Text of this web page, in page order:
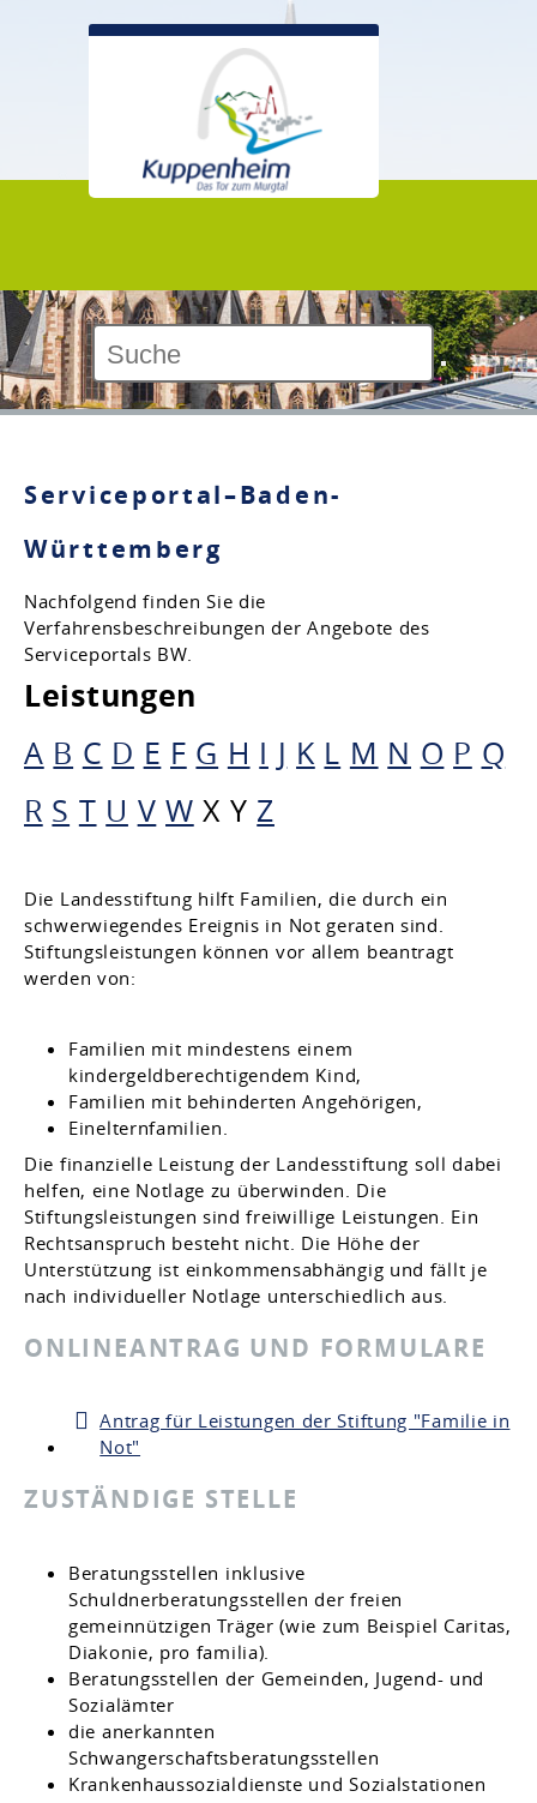
Serviceportal–Baden-
Württemberg
Nachfolgend finden Sie die
Verfahrensbeschreibungen der Angebote des
Serviceportals BW.
Leistungen
A B C D E F G H I J K L M N O P Q
R S T U V W X Y Z
Die Landesstiftung hilft Familien, die durch ein
schwerwiegendes Ereignis in Not geraten sind.
Stiftungsleistungen können vor allem beantragt
werden von:
Familien mit mindestens einem
kindergeldberechtigendem Kind,
Familien mit behinderten Angehörigen,
Einelternfamilien.
Die finanzielle Leistung der Landesstiftung solldabei
helfen, eine Notlage zu überwinden. Die
Stiftungsleistungen sind freiwillige Leistungen. Ein
Rechtsanspruch besteht nicht. Die Höhe der
Unterstützung ist einkommensabhängig und fällt je
nach individueller Notlage unterschiedlich aus.
ONLINEANTRAG UND FORMULARE
Antrag für Leistungen der Stiftung "Familie in
Not"
ZUSTÄNDIGE STELLE
Beratungsstellen inklusive
Schuldnerberatungsstellen der freien
gemeinnützigen Träger (wie zum Beispiel Caritas,
Diakonie, pro familia).
Beratungsstellen der Gemeinden, Jugend- und
Sozialämter
die anerkannten
Schwangerschaftsberatungsstellen
Krankenhaussozialdienste und Sozialstationen